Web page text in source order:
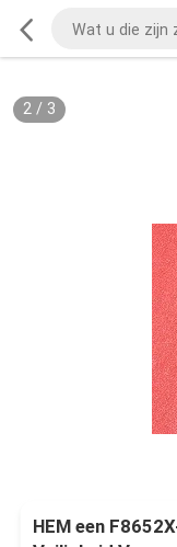
2/ 3
HEM een